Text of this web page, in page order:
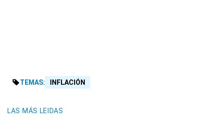
TEMAS: INFLACIÓN
LAS MÁS LEIDAS